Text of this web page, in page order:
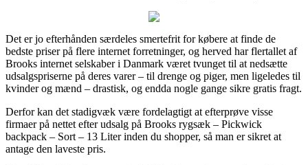
Det er jo efterhånden særdeles smertefrit for købere at finde de
bedste priser på flere internet forretninger, og herved har flertallet af
Brooks internet selskaber i Danmark været tvunget til at nedsætte
udsalgspriserne på deres varer – til drenge og piger, men ligeledes til
kvinder og mænd – drastisk, og endda nogle gange sikre gratis fragt.
Derfor kan det stadigvæk være fordelagtigt at efterprøve visse
firmaer på nettet efter udsalg på Brooks rygsæk – Pickwick
backpack – Sort – 13 Liter inden du shopper, så man er sikret at
antage den laveste pris.